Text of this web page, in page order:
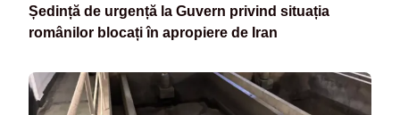
Ședință de urgență la Guvern privind situația
românilor blocați în apropiere de Iran